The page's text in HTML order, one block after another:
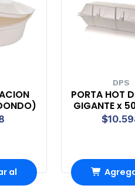
al
DPS
PORTA HOT
GIGANTE x